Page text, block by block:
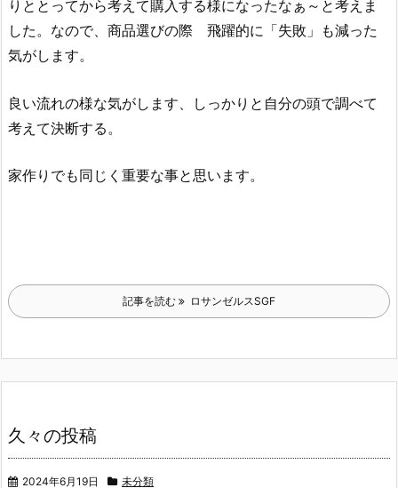
りととってから考えて購入する様になったなぁ～と考えま
した。なので、商品選びの際 飛躍的に「失敗」も減った
気がします。
良い流れの様な気がします、しっかりと自分の頭で調べて
考えて決断する。
家作りでも同じく重要な事と思います。
記事を読む ロサンゼルスSGF
久々の投稿
2024年6月19日 未分類